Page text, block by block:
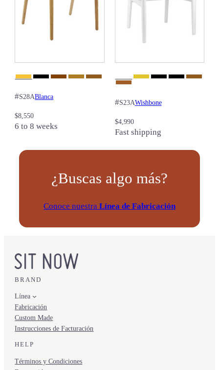
#S28ABlanca
$8,550
6 to 8 weeks
#S23AWishbone
$4,990
Fast shipping
¿Buscas algo más?
Conoce nuestra Línea de Fabricación
BRAND
Línea
Fabricación
Custom Made
Instrucciones de Facturación
HELP
Términos y Condiciones